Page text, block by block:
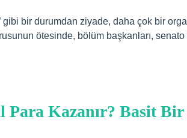
bir durumdan ziyade, daha çok bir
ötesinde, bölüm başkanları,
Kazanır? Basit Bir